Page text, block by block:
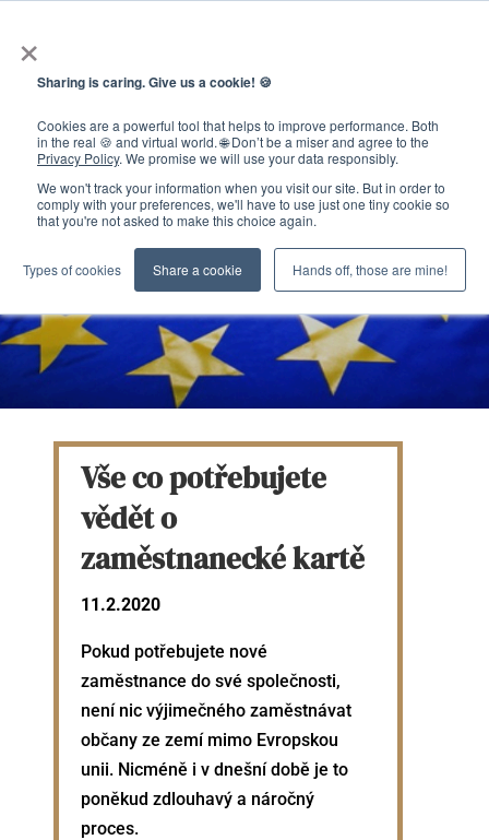
×
Sharing is caring. Give us a cookie! 🍪
Cookies are a powerful tool that helps to improve performance. Both
in the real 🍪 and virtual world. 🌐 Don’t be a miser and agree to the
Privacy Policy. We promise we will use your data responsibly.
We won't track your information when you visit our site. But in order to
comply with your preferences, we'll have to use just one tiny cookie so
that you're not asked to make this choice again.
Types of cookies Share a cookie Hands off, those are mine!
Vše co potřebujete
vědět o
zaměstnanecké kartě
11.2.2020
Pokud potřebujete nové
zaměstnance do své společnosti,
není nic výjimečného zaměstnávat
občany ze zemí mimo Evropskou
unii. Nicméně i v dnešní době je to
poněkud zdlouhavý a náročný
proces.